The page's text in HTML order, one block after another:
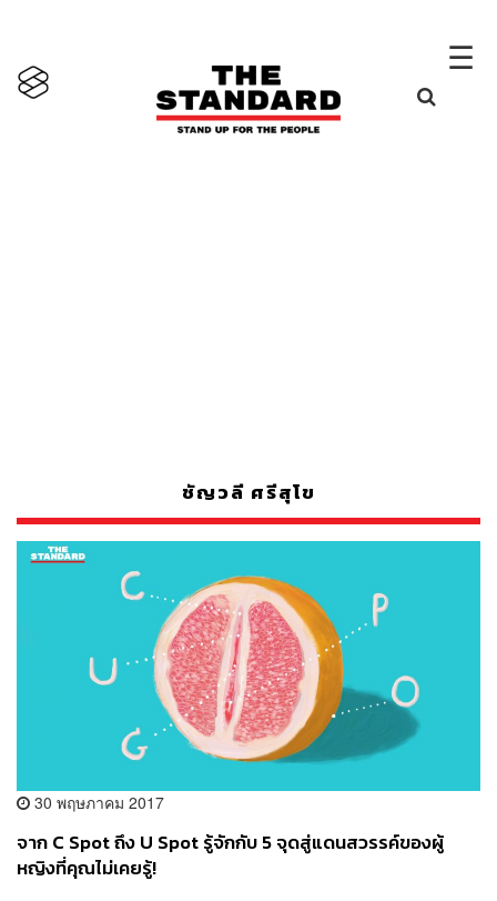
☰
ชัญวลี ศรีสุโข
30 พฤษภาคม 2017
จาก C Spot ถึง U Spot รู้จักกับ 5 จุดสู่แดนสวรรค์ของผู้
หญิงที่คุณไม่เคยรู้!